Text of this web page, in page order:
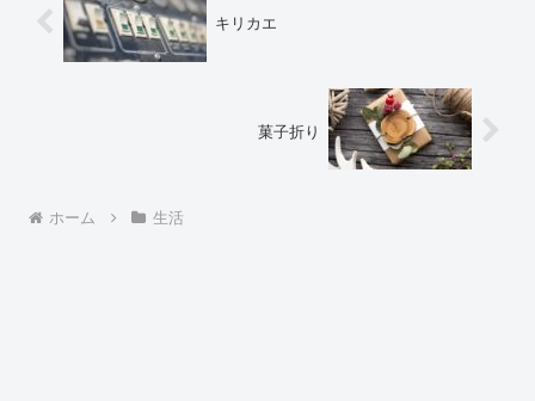
キリカエ
菓子折り
ホーム 生活